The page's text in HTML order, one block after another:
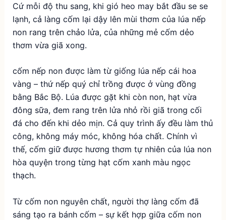
Cứ mỗi độ thu sang, khi gió heo may bắt đầu se se
lạnh, cả làng cốm lại dậy lên mùi thơm của lúa nếp
non rang trên chảo lửa, của những mẻ cốm dẻo
thơm vừa giã xong.
cốm nếp non được làm từ giống lúa nếp cái hoa
vàng – thứ nếp quý chỉ trồng được ở vùng đồng
bằng Bắc Bộ. Lúa được gặt khi còn non, hạt vừa
đông sữa, đem rang trên lửa nhỏ rồi giã trong cối
đá cho đến khi dẻo mịn. Cả quy trình ấy đều làm thủ
công, không máy móc, không hóa chất. Chính vì
thế, cốm giữ được hương thơm tự nhiên của lúa non
hòa quyện trong từng hạt cốm xanh màu ngọc
thạch.
Từ cốm non nguyên chất, người thợ làng cốm đã
sáng tạo ra bánh cốm – sự kết hợp giữa cốm non